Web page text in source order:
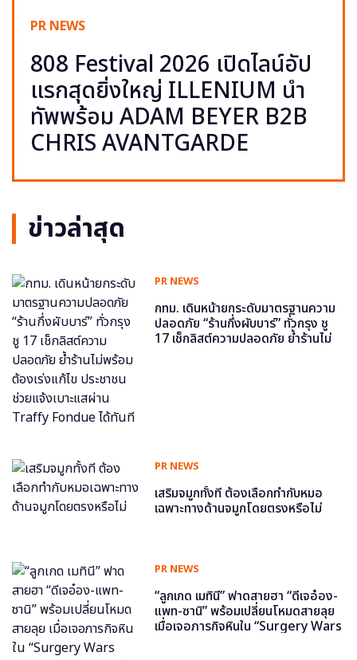
PR NEWS
808 Festival 2026 เปิดไลน์อัป
แรกสุดยิ่งใหญ่ ILLENIUM นำ
ทัพพร้อม ADAM BEYER B2B
CHRIS AVANTGARDE
ข่าวล่าสุด
PR NEWS
กทม. เดินหน้ายกระดับมาตรฐานความ
ปลอดภัย “ร้านกึ่งผับบาร์” ทั่วกรุง ชู
17 เช็กลิสต์ความปลอดภัย ย้ำร้านไม่
PR NEWS
เสริมจมูกทั้งที ต้องเลือกทำกับหมอ
เฉพาะทางด้านจมูกโดยตรงหรือไม่
PR NEWS
“ลูกเกด เมทินี” ฟาดสายฮา “ดีเจอ๋อง-
แพท-ซานิ” พร้อมเปลี่ยนโหมดสายลุย
เมื่อเจอภารกิจหินใน “Surgery Wars